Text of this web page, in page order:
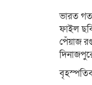
ভারত গত
ফাইল
পেঁয়াজ